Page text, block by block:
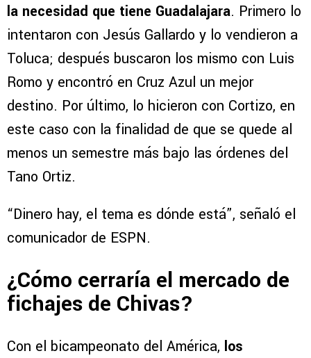
la necesidad que tiene Guadalajara. Primero lo
intentaron con Jesús Gallardo y lo vendieron a
Toluca; después buscaron los mismo con Luis
Romo y encontró en Cruz Azul un mejor
destino. Por último, lo hicieron con Cortizo, en
este caso con la finalidad de que se quede al
menos un semestre más bajo las órdenes del
Tano Ortiz.
“Dinero hay, el tema es dónde está”, señaló el
comunicador de ESPN.
¿Cómo cerraría el mercado de
fichajes de Chivas?
Con el bicampeonato del América, los